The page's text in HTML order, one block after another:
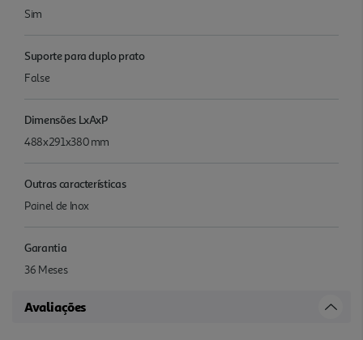
Sim
Suporte para duplo prato
False
Dimensões LxAxP
488x291x380 mm
Outras características
Painel de Inox
Garantia
36 Meses
Avaliações